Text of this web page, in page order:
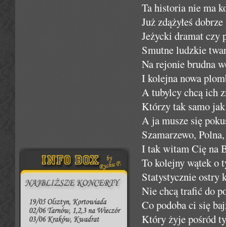
Ta historia nie ma
Już zdążyłeś
Jeżycki dramat czy
Smutne ludzkie
Na rejonie brudna
I kolejna nowa
A tubylcy chcą ich
Którzy tak samo
A ja musze się
Szamarzewo,
I tak witam Cię na
To kolejny wątek o
Statystycznie ostry
Nie chcą trafić do
Co podoba ci się
Który żyje pośród